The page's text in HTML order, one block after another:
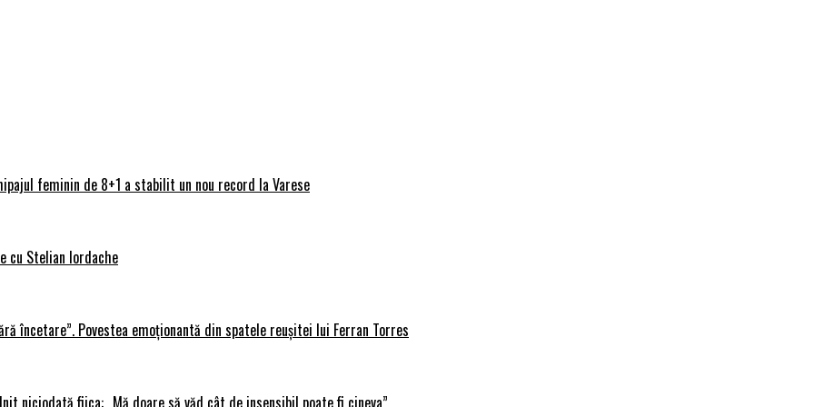
feminin de 8+1 a stabilit un nou record la Varese
cu Stelian Iordache
încetare”. Povestea emoționantă din spatele reușitei lui Ferran Torres